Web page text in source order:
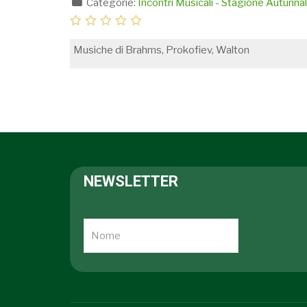
Categorie: Incontri Musicali - Stagione
Musiche di Brahms, Prokofiev, Walton
NEWSLETTER